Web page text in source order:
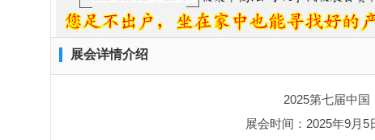
展会详情介绍
2025第七届中
展会时间： 2025年9月5